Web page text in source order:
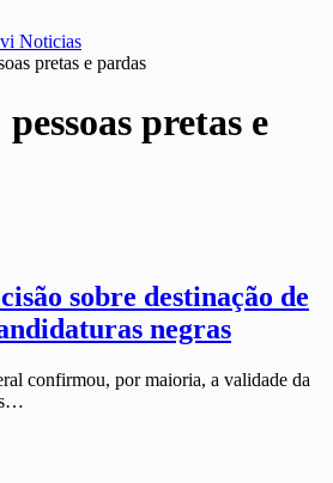
pretas e pardas
pessoas pretas e
sobre destinação de
negras
confirmou, por maioria, a validade da